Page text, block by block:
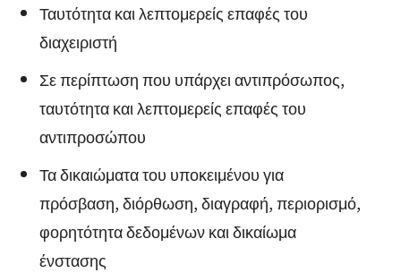
Ταυτότητα και λεπτομερείς επαφές του
διαχειριστή
Σε περίπτωση που υπάρχει αντιπρόσωπος,
ταυτότητα και λεπτομερείς επαφές του
αντιπροσώπου
Τα δικαιώματα του υποκειμένου για
πρόσβαση, διόρθωση, διαγραφή, περιορισμό,
φορητότητα δεδομένων και δικαίωμα
ένστασης